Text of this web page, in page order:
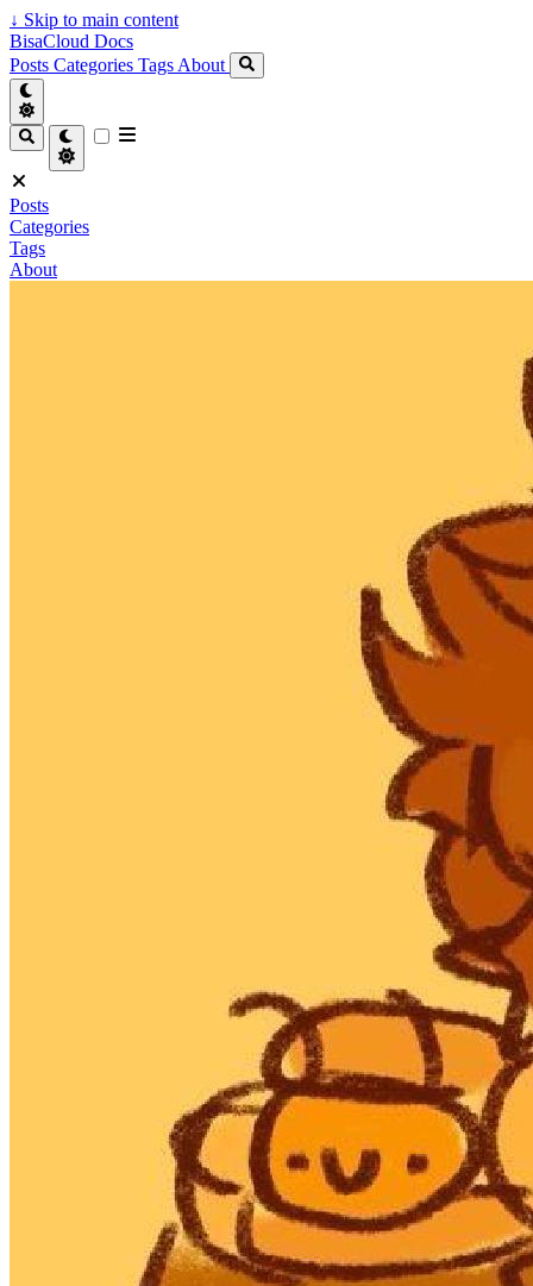
↓ Skip to main content
BisaCloud Docs
Posts Categories Tags About
Posts
Categories
Tags
About